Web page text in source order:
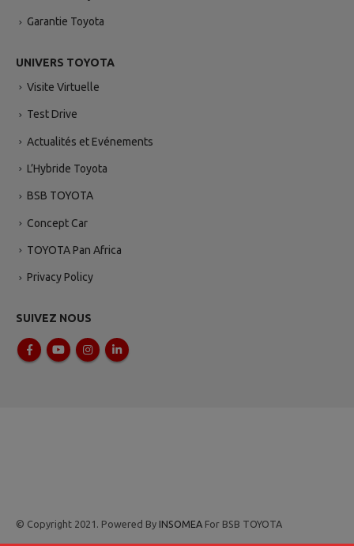
Garantie Toyota
UNIVERS TOYOTA
Visite Virtuelle
Test Drive
Actualités et Evénements
L’Hybride Toyota
BSB TOYOTA
Concept Car
TOYOTA Pan Africa
Privacy Policy
SUIVEZ NOUS
© Copyright 2021. Powered By INSOMEA For BSB TOYOTA